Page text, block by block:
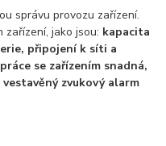
správu provozu zařízení.
jako jsou: kapacita
připojení k síti a
se zařízením snadná,
zvukový alarm